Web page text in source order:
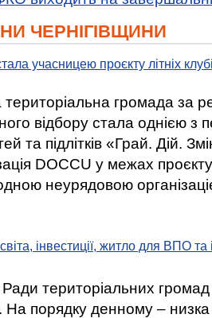
ЧЕРНІГІВЩИНИ
учасницею проєкту літніх
територіальна громада за
відбору стала однією
та підлітків «Грай. Дій.
DOCCU у межах
неурядовою
інвестиції, житло для ВПО
територіальних громад
На порядку денному –